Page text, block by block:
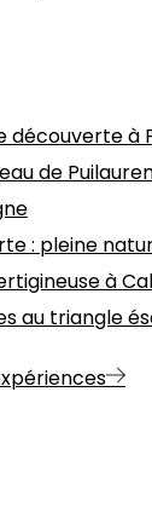
découverte à
de
: pleine
à
au triangle